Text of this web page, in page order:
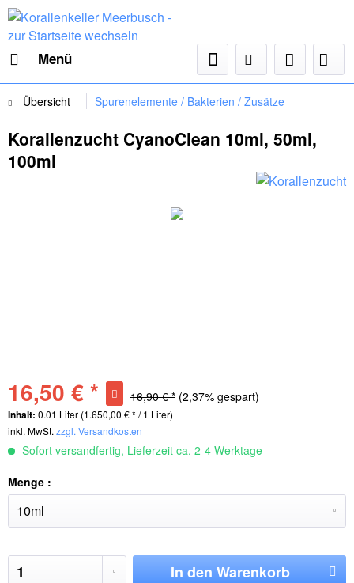
Menü
Übersicht Spurenelemente / Bakterien / Zusätze
Korallenzucht CyanoClean 10ml, 50ml,
100ml
16,50 € * 16,90 € * (2,37% gespart)
Inhalt: 0.01 Liter (1.650,00 € * / 1 Liter)
inkl. MwSt. zzgl. Versandkosten
Sofort versandfertig, Lieferzeit ca. 2-4 Werktage
Menge :
In den Warenkorb